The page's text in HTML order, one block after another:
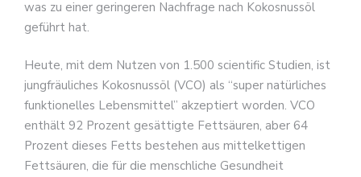
was zu einer geringeren Nachfrage nach Kokosnussöl
geführt hat.
Heute, mit dem Nutzen von 1.500 scientific Studien, ist
jungfräuliches Kokosnussöl (VCO) als “super natürliches
funktionelles Lebensmittel” akzeptiert worden. VCO
enthält 92 Prozent gesättigte Fettsäuren, aber 64
Prozent dieses Fetts bestehen aus mittelkettigen
Fettsäuren, die für die menschliche Gesundheit